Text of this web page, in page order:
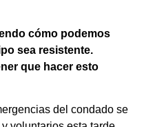
cómo podemos
sea resistente.
que hacer esto
del condado se